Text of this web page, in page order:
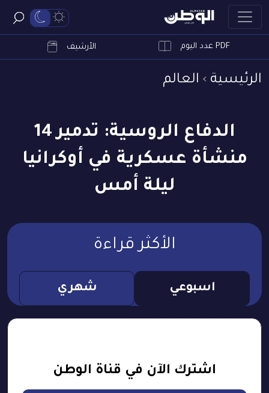
PDF عدد اليوم الأرشيف
الرئيسية العالم
الدفاع الروسية: تدمير 14
منشأة عسكرية في أوكرانيا
ليلة أمس
الأكثر قراءة
اسبوعي شهري
اشترك الآن في قناة الوطن